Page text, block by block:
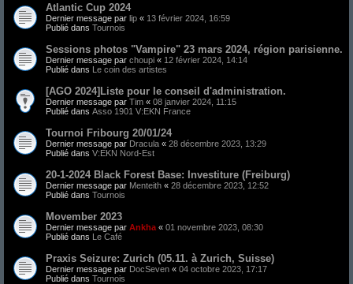
Atlantic Cup 2024
Dernier message par lip « 13 février 2024, 16:59
Publié dans Tournois
Sessions photos "Vampire" 23 mars 2024, région parisienne.
Dernier message par choupi « 12 février 2024, 14:14
Publié dans Le coin des artistes
[AGO 2024]Liste pour le conseil d'administration.
Dernier message par Tim « 08 janvier 2024, 11:15
Publié dans Asso 1901 V:EKN France
Tournoi Fribourg 20/01/24
Dernier message par Dracula « 28 décembre 2023, 13:29
Publié dans V:EKN Nord-Est
20-1-2024 Black Forest Base: Investiture (Freiburg)
Dernier message par Menteith « 28 décembre 2023, 12:52
Publié dans Tournois
Movember 2023
Dernier message par Ankha « 01 novembre 2023, 08:30
Publié dans Le Café
Praxis Seizure: Zurich (05.11.​ à Zurich, Suisse)
Dernier message par DocSeven « 04 octobre 2023, 17:17
Publié dans Tournois